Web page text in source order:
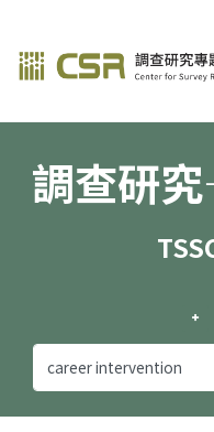
調查研究—
調查研